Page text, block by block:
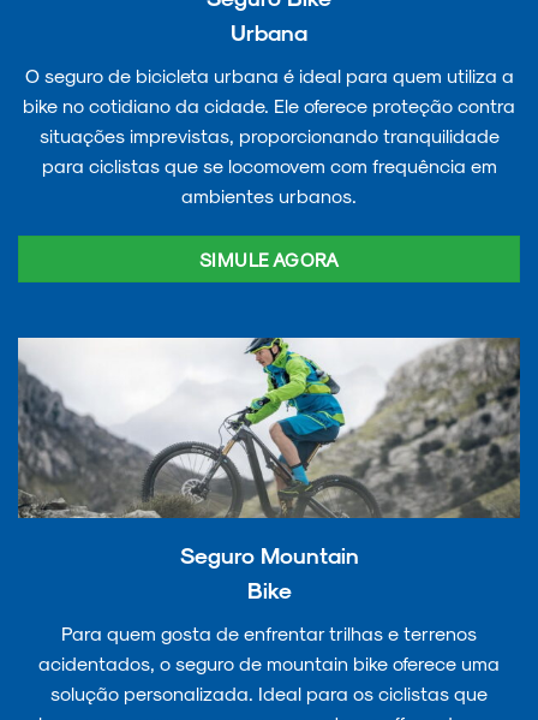
Urbana
O seguro de bicicleta urbana é ideal para quem utiliza a
bike no cotidiano da cidade. Ele oferece proteção contra
situações imprevistas, proporcionando tranquilidade
para ciclistas que se locomovem com frequência em
ambientes urbanos.
SIMULE AGORA
Seguro Mountain
Bike
Para quem gosta de enfrentar trilhas e terrenos
acidentados, o seguro de mountain bike oferece uma
solução personalizada. Ideal para os ciclistas que